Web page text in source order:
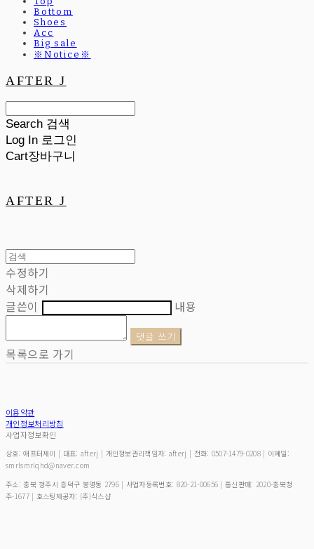
Bottom
Shoes
Acc
Big sale
※Notice※
AFTER J
Search 검색
Log In 로그인
Cart장바구니
AFTER J
수정하기
삭제하기
글쓴이
내용
댓글 쓰기
목록으로 가기
이용약관
개인정보처리방침
사업자정보확인
상호: 애프터제이 | 대표: afterj | 개인정보관리책임자: afterj | 전화: 0507-1479-0208 | 이메일:
smrlsmrlqhd@naver.com
주소: 충북 청주시 흥덕구 봉명동 2796 | 사업자등록번호: 820-21-00656 | 통신판매: 2020-충북청
주-1677| 호스팅제공자: (주)식스샵